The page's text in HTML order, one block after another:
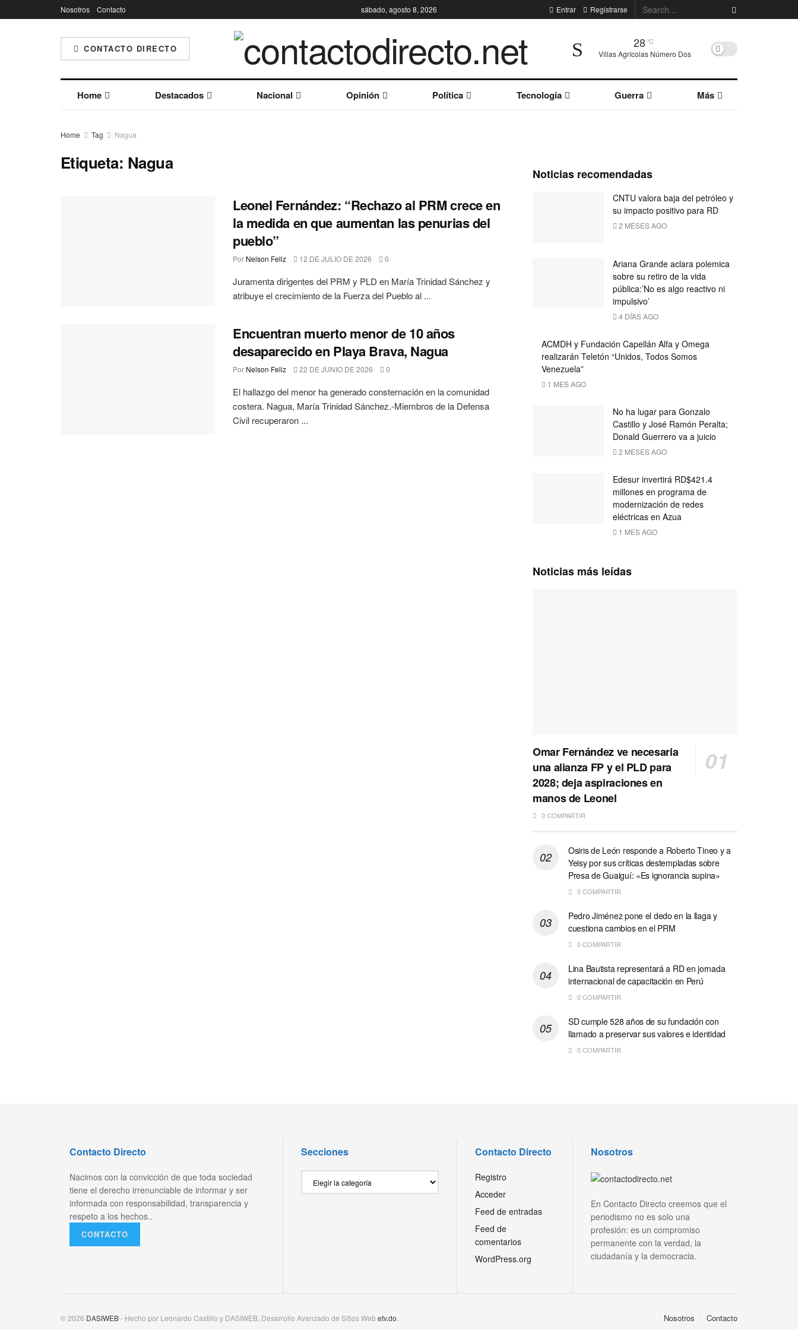
Nosotros Contacto sábado, agosto 8, 2026 Entrar Registrarse
CONTACTO DIRECTO 28°C
Villas Agrícolas Número Dos
Home Destacados Nacional Opinión Política Tecnología Guerra Más
Home Tag Nagua
Etiqueta: Nagua
Leonel Fernández: “Rechazo al PRM crece en
la medida en que aumentan las penurias del
pueblo”
Por Nelson Feliz 12 DE JULIO DE 2026 0
Juramenta dirigentes del PRM y PLD en María Trinidad Sánchez y
atribuye el crecimiento de la Fuerza del Pueblo al ...
Encuentran muerto menor de 10 años
desaparecido en Playa Brava, Nagua
Por Nelson Feliz 22 DE JUNIO DE 2026 0
El hallazgo del menor ha generado consternación en la comunidad
costera. Nagua, María Trinidad Sánchez.-Miembros de la Defensa
Civil recuperaron ...
Noticias recomendadas
CNTU valora baja del petróleo y
su impacto positivo para RD
2 MESES AGO
Ariana Grande aclara polemica
sobre su retiro de la vida
pública:’No es algo reactivo ni
impulsivo’
4 DÍAS AGO
ACMDH y Fundación Capellán Alfa y Omega
realizarán Teletón “Unidos, Todos Somos
Venezuela”
1 MES AGO
No ha lugar para Gonzalo
Castillo y José Ramón Peralta;
Donald Guerrero va a juicio
2 MESES AGO
Edesur invertirá RD$421.4
millones en programa de
modernización de redes
eléctricas en Azua
1 MES AGO
Noticias más leídas
Omar Fernández ve necesaria
una alianza FP y el PLD para
2028; deja aspiraciones en
manos de Leonel
0 COMPARTIR
Osiris de León responde a Roberto Tineo y a
Yeisy por sus críticas destempladas sobre
Presa de Guaiguí: «Es ignorancia supina»
0 COMPARTIR
Pedro Jiménez pone el dedo en la llaga y
cuestiona cambios en el PRM
0 COMPARTIR
Lina Bautista representará a RD en jornada
internacional de capacitación en Perú
0 COMPARTIR
SD cumple 528 años de su fundación con
llamado a preservar sus valores e identidad
0 COMPARTIR
Contacto Directo
Nacimos con la convicción de que toda sociedad
tiene el derecho irrenunciable de informar y ser
informada con responsabilidad, transparencia y
respeto a los hechos..
CONTACTO
Secciones Contacto Directo
Registro
Acceder
Feed de entradas
Feed de
comentarios
WordPress.org
Nosotros
En Contacto Directo creemos que el
periodismo no es solo una
profesión: es un compromiso
permanente con la verdad, la
ciudadanía y la democracia.
Nosotros Contacto
© 2026 DASIWEB- Hecho por Leonardo Castillo y DASIWEB, Desarrollo Avanzado de Sitios Web etv.do.